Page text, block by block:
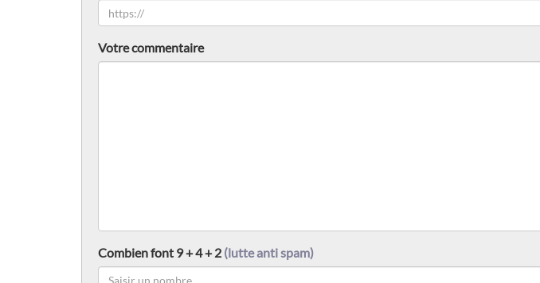
Votre commentaire
Combien font 9 + 4 + 2 (lutte anti spam)